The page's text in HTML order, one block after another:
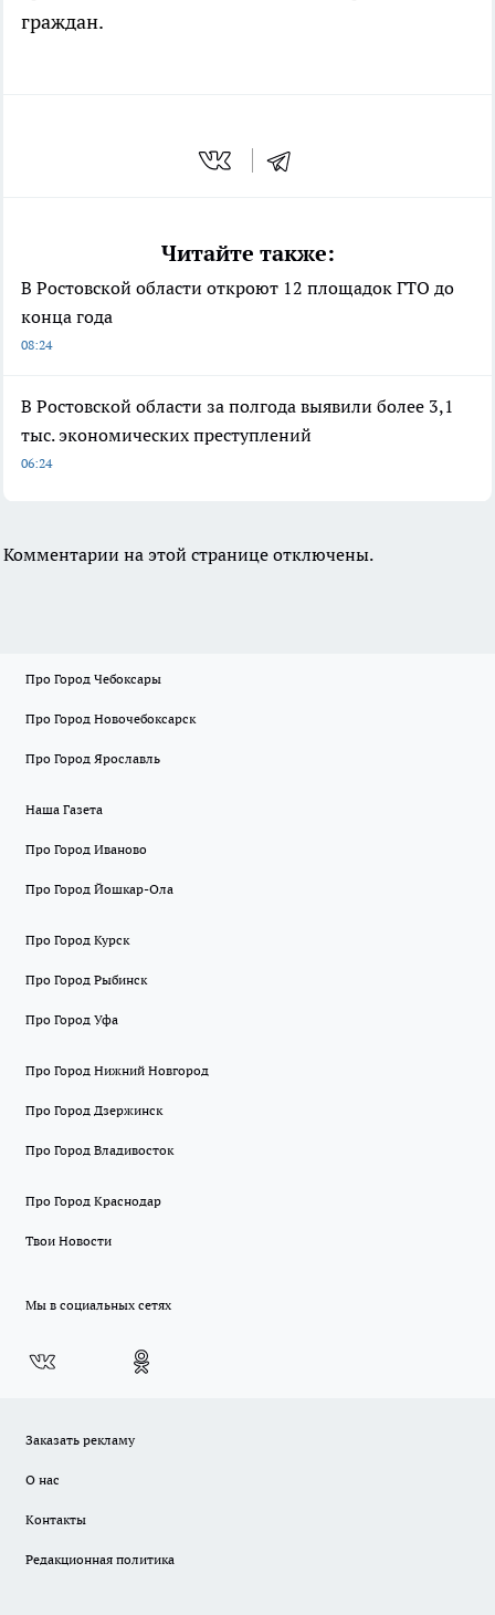
граждан.
Читайте также:
В Ростовской области откроют 12 площадок ГТО до
конца года
08:24
В Ростовской области за полгода выявили более 3,1
тыс. экономических преступлений
06:24
Комментарии на этой странице отключены.
Про Город Чебоксары
Про Город Новочебоксарск
Про Город Ярославль
Наша Газета
Про Город Иваново
Про Город Йошкар-Ола
Про Город Курск
Про Город Рыбинск
Про Город Уфа
Про Город Нижний Новгород
Про Город Дзержинск
Про Город Владивосток
Про Город Краснодар
Твои Новости
Мы в социальных сетях
Заказать рекламу
О нас
Контакты
Редакционная политика